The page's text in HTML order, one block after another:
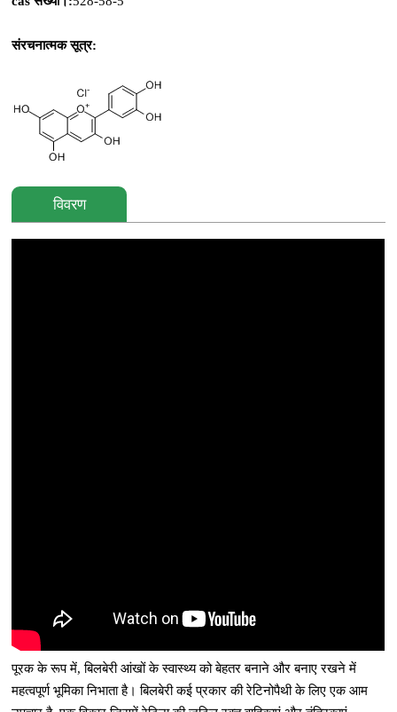
संरचनात्मक सूत्र:
विवरण
पूरक के रूप में, बिलबेरी आंखों के स्वास्थ्य को बेहतर बनाने और बनाए रखने में
महत्वपूर्ण भूमिका निभाता है। बिलबेरी कई प्रकार की रेटिनोपैथी के लिए एक आम